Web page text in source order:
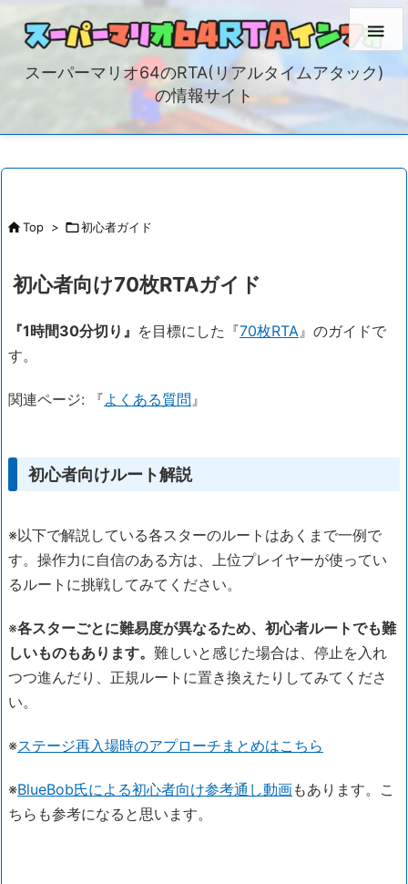
スーパーマリオ64のRTA(リアルタイムアタック)
の情報サイト

Top > 初心者ガイド
初心者向け70枚RTAガイド
『1時間30分切り』 を目標にした『70枚RTA』のガイドで
す。
関連ページ: 『よくある質問 』
初心者向けルート解説
※以下で解説している各スターのルートはあくまで一例で
す。操作力に自信のある方は、上位プレイヤーが使ってい
るルートに挑戦してみてください。
※各スターごとに難易度が異なるため、初心者ルートでも難
しいものもあります。 難しいと感じた場合は、停止を入れ
つつ進んだり、正規ルートに置き換えたりしてみてくださ
い。
※ステージ再入場時のアプローチまとめはこちら
※BlueBob氏による初心者向け参考通し動画もあります。こ
ちらも参考になると思います。